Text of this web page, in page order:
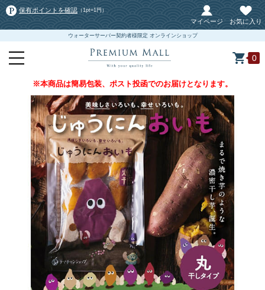
保有ポイントを確認 （1pt=1円）
マイページ お気に入り
ウォーターサーバー契約者様限定 オンラインショップ
0
※本商品は簡易包装、ポスト投函でのお届けとなります。